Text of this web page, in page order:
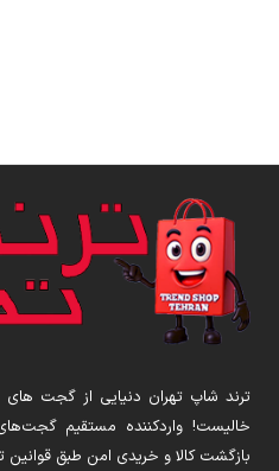
ترند شاپ تهران دنیایی از گجت های
بازگشت کالا و خریدی امن طبق قوانین